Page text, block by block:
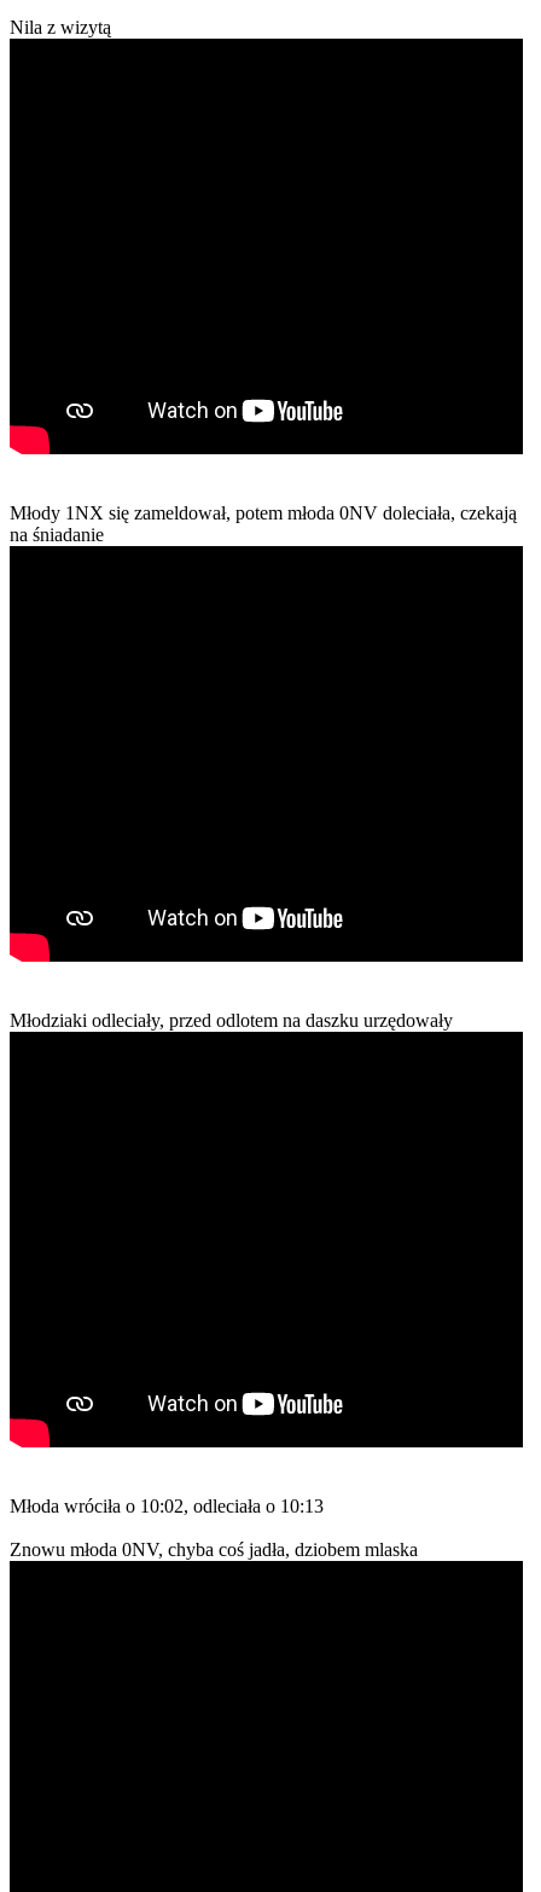
Nila z wizytą
Młody 1NX się zameldował, potem młoda 0NV doleciała, czekają
na śniadanie
Młodziaki odleciały, przed odlotem na daszku urzędowały
Młoda wróciła o 10:02, odleciała o 10:13
Znowu młoda 0NV, chyba coś jadła, dziobem mlaska